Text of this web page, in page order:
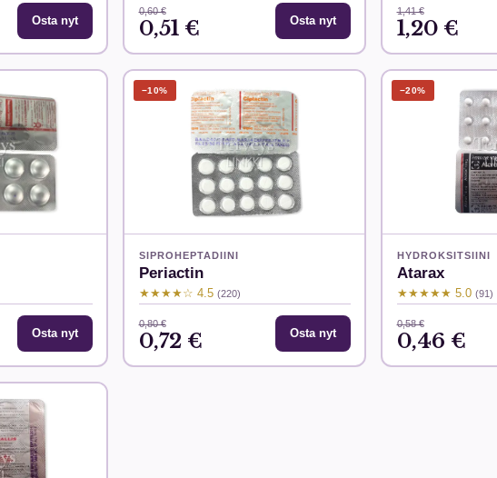
Osta nyt
0,60 €
0,51 € Osta nyt
1,41 €
1,20 €
Osta nyt
−10%
SIPROHEPTADIINI
Periactin
★★★★☆ 4.5 (220)
0,80 €
0,72 € Osta nyt
−20%
HYDROKSITSIINI
Atarax
★★★★★ 5.0 (91)
0,58 €
0,46 €